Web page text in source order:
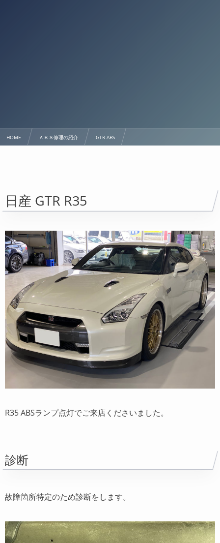
HOME ＡＢＳ修理の紹介 GTR ABS
日産 GTR R35
R35 ABSランプ点灯でご来店くださいました。
診断
故障箇所特定のため診断をします。